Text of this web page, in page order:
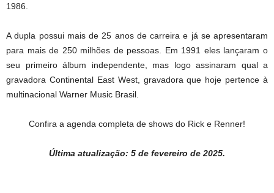
1986.
A dupla possui mais de 25 anos de carreira e já se apresentaram
para mais de 250 milhões de pessoas. Em 1991 eles lançaram o
seu primeiro álbum independente, mas logo assinaram qual a
gravadora Continental East West, gravadora que hoje pertence à
multinacional Warner Music Brasil.
Confira a agenda completa de shows do Rick e Renner!
Última atualização: 5 de fevereiro de 2025.